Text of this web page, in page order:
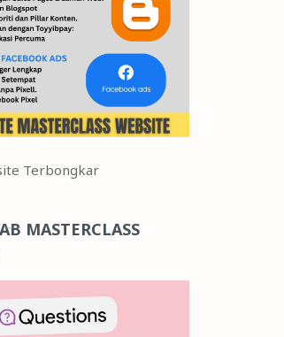
Terbongkar
MASTERCLASS